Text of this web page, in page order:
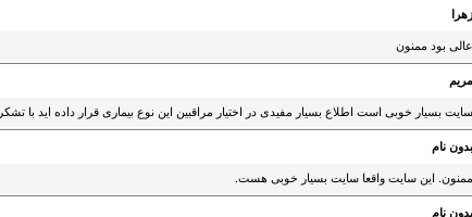
زهرا
عالی بود ممنون
مریم
سایت بسیار خوبی است اطلاع بسیار مفیدی در اختیار مراقبین این نوع بیماری قرار داده اید با تشکر.
بدون نام
ممنون. این سایت واقعا سایت بسیار خوبی هست.
بدون نام